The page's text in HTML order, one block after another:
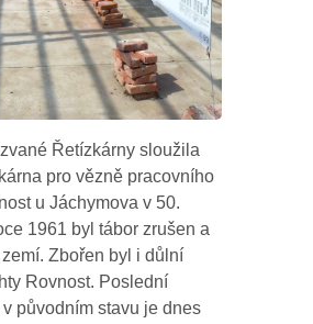
Řetízkárny sloužila
pro vězně pracovního
u Jáchymova v 50.
1961 byl tábor zrušen a
Zbořen byl i důlní
Rovnost. Poslední
původním stavu je dnes